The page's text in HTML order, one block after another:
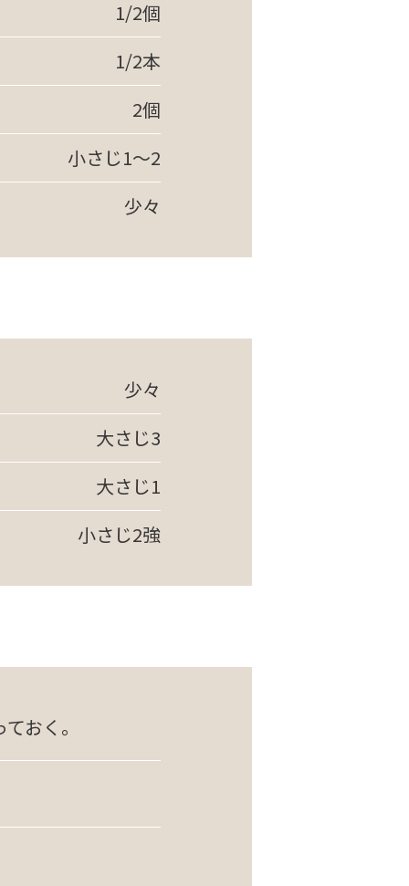
1/2個
1/2本
2個
小さじ1～2
少々
少々
大さじ3
大さじ1
小さじ2強
おく。